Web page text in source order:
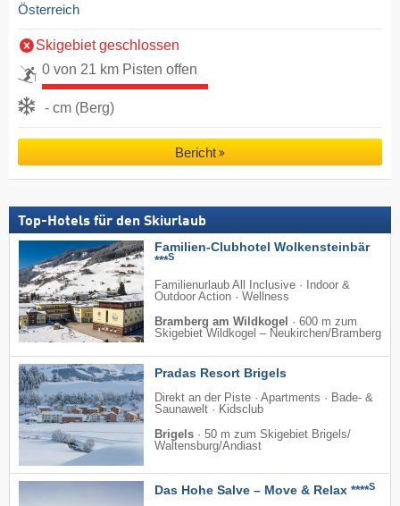
Österreich
Skigebiet geschlossen
0 von 21 km Pisten offen
- cm (Berg)
Bericht
Top-Hotels für den Skiurlaub
Familien-Clubhotel Wolkensteinbär
***S
Familienurlaub All Inclusive · Indoor &
Outdoor Action · Wellness
Bramberg am Wildkogel
· 600 m zum
Skigebiet Wildkogel – Neukirchen/​Bramberg
Pradas Resort Brigels
Direkt an der Piste · Apartments · Bade- &
Saunawelt · Kidsclub
Brigels · 50 m zum Skigebiet Brigels/​
Waltensburg/​Andiast
Das Hohe Salve – Move & Relax ****S